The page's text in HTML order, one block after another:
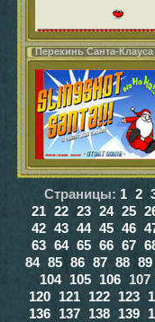
Перекинь Санта-Клауса
Страницы: 1 2
21 22 23 24 25
42 43 44 45 46
63 64 65 66 67
84 85 86 87 88 89
104 105 106
120 121 122 123
136 137 138 139